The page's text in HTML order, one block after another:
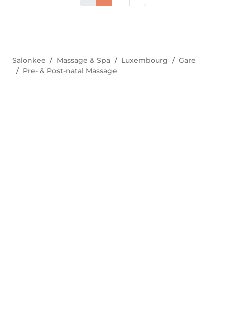
Salonkee Massage & Spa Luxembourg
Gare
Pre- & Post-natal Massage